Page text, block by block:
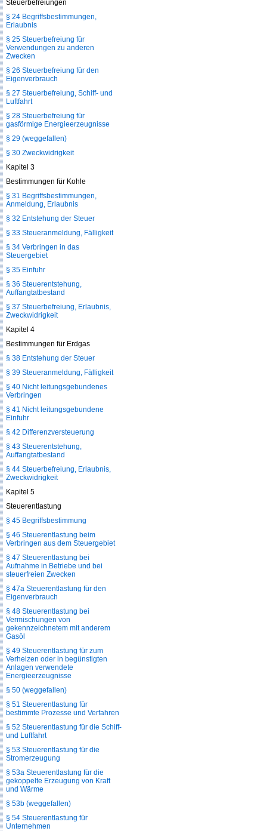
Steuerbefreiungen
§ 24 Begriffsbestimmungen,
Erlaubnis
§ 25 Steuerbefreiung für
Verwendungen zu anderen
Zwecken
§ 26 Steuerbefreiung für den
Eigenverbrauch
§ 27 Steuerbefreiung, Schiff- und
Luftfahrt
§ 28 Steuerbefreiung für
gasförmige Energieerzeugnisse
§ 29 (weggefallen)
§ 30 Zweckwidrigkeit
Kapitel 3
Bestimmungen für Kohle
§ 31 Begriffsbestimmungen,
Anmeldung, Erlaubnis
§ 32 Entstehung der Steuer
§ 33 Steueranmeldung, Fälligkeit
§ 34 Verbringen in das
Steuergebiet
§ 35 Einfuhr
§ 36 Steuerentstehung,
Auffangtatbestand
§ 37 Steuerbefreiung, Erlaubnis,
Zweckwidrigkeit
Kapitel 4
Bestimmungen für Erdgas
§ 38 Entstehung der Steuer
§ 39 Steueranmeldung, Fälligkeit
§ 40 Nicht leitungsgebundenes
Verbringen
§ 41 Nicht leitungsgebundene
Einfuhr
§ 42 Differenzversteuerung
§ 43 Steuerentstehung,
Auffangtatbestand
§ 44 Steuerbefreiung, Erlaubnis,
Zweckwidrigkeit
Kapitel 5
Steuerentlastung
§ 45 Begriffsbestimmung
§ 46 Steuerentlastung beim
Verbringen aus dem Steuergebiet
§ 47 Steuerentlastung bei
Aufnahme in Betriebe und bei
steuerfreien Zwecken
§ 47a Steuerentlastung für den
Eigenverbrauch
§ 48 Steuerentlastung bei
Vermischungen von
gekennzeichnetem mit anderem
Gasöl
§ 49 Steuerentlastung für zum
Verheizen oder in begünstigten
Anlagen verwendete
Energieerzeugnisse
§ 50 (weggefallen)
§ 51 Steuerentlastung für
bestimmte Prozesse und Verfahren
§ 52 Steuerentlastung für die Schiff-
und Luftfahrt
§ 53 Steuerentlastung für die
Stromerzeugung
§ 53a Steuerentlastung für die
gekoppelte Erzeugung von Kraft
und Wärme
§ 53b (weggefallen)
§ 54 Steuerentlastung für
Unternehmen